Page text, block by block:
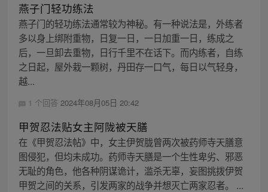
燕子门轻功练法
燕子门的轻功练法通常较为神秘。有一种说法是，外练者
多以身上绑附重物，日复一日，一日加重一日，练成之
后，一旦卸去重物，日行千里不在话下。而内练者，自练
之日起，屋外栽一颗树，丹田存一口气，每日以气轻身，
越...
1 个回答 2024年08月05日 20:42
甲贺忍法贴女主阿陇被天膳
在《甲贺忍法帖》中，女主伊贺胧曾两次被药师寺天膳意
图侵犯，但均未成功。药师寺天膳是一个生性卑劣、邪恶
无耻的角色，他各种阴谋诡计，滥杀无辜，妄图挑拨伊贺
甲贺之间的关系，引发两家的战争并想灭亡两家忍者。 ...